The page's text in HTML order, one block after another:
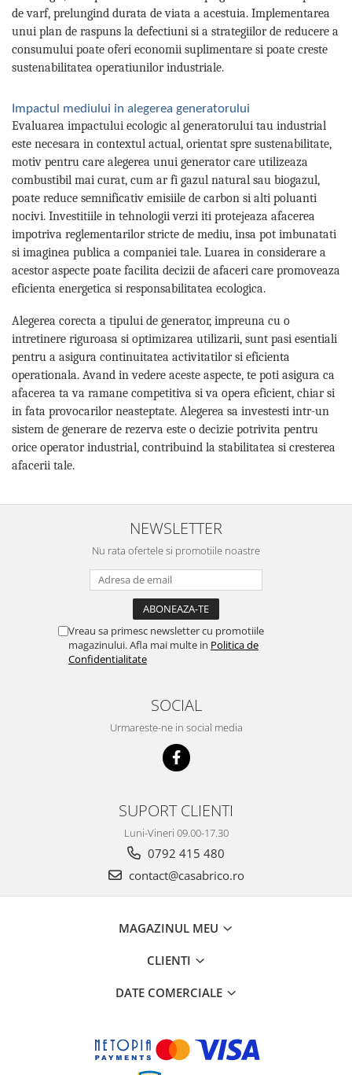
de varf, prelungind durata de viata a acestuia. Implementarea
unui plan de raspuns la defectiuni si a strategiilor de reducere a
consumului poate oferi economii suplimentare si poate creste
sustenabilitatea operatiunilor industriale.
Impactul mediului in alegerea generatorului
Evaluarea impactului ecologic al generatorului tau industrial
este necesara in contextul actual, orientat spre sustenabilitate,
motiv pentru care alegerea unui generator care utilizeaza
combustibil mai curat, cum ar fi gazul natural sau biogazul,
poate reduce semnificativ emisiile de carbon si alti poluanti
nocivi. Investitiile in tehnologii verzi iti protejeaza afacerea
impotriva reglementarilor stricte de mediu, insa pot imbunatati
si imaginea publica a companiei tale. Luarea in considerare a
acestor aspecte poate facilita decizii de afaceri care promoveaza
eficienta energetica si responsabilitatea ecologica.
Alegerea corecta a tipului de generator, impreuna cu o
intretinere riguroasa si optimizarea utilizarii, sunt pasi esentiali
pentru a asigura continuitatea activitatilor si eficienta
operationala. Avand in vedere aceste aspecte, te poti asigura ca
afacerea ta va ramane competitiva si va opera eficient, chiar si
in fata provocarilor neasteptate. Alegerea sa investesti intr-un
sistem de generare de rezerva este o decizie potrivita pentru
orice operator industrial, contribuind la stabilitatea si cresterea
afacerii tale.
NEWSLETTER
Nu rata ofertele si promotiile noastre
Vreau sa primesc newsletter cu promotiile
magazinului. Afla mai multe in Politica de
Confidentialitate
SOCIAL
Urmareste-ne in social media
SUPORT CLIENTI
Luni-Vineri 09.00-17.30
0792 415 480
contact@casabrico.ro
MAGAZINUL MEU
CLIENTI
DATE COMERCIALE